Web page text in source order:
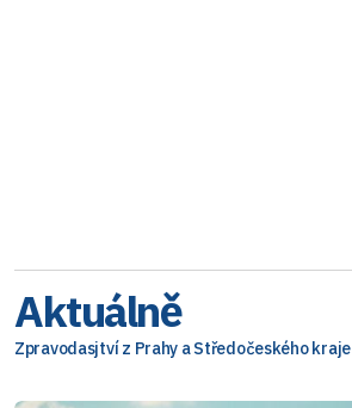
Aktuálně
Zpravodasjtví z Prahy a Středočeského kraje